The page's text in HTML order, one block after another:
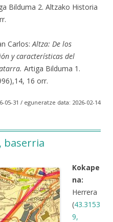
Bilduma 2. Altzako Historia
Carlos: Altza: De los
y características del
Artiga Bilduma 1.
16 orr.
05-31 / eguneratze data: 2026-02-14
baserria
Kokape
na:
Herrera
(43.3153
9,